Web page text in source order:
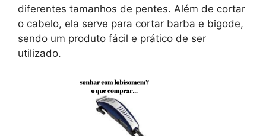
diferentes tamanhos de pentes. Além de cortar
o cabelo, ela serve para cortar barba e bigode,
sendo um produto fácil e prático de ser
utilizado.